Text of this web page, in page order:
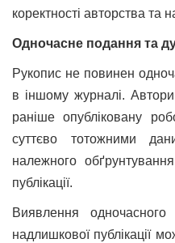
коректності авторства
Одночасне подання та
Рукопис не повинен
в іншому журналі.
раніше опубліковану
суттєво тотожними
належного
публікації.
Виявлення
надлишкової публікації